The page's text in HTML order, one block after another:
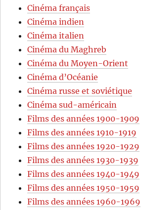
Cinéma français
Cinéma indien
Cinéma italien
Cinéma du Maghreb
Cinéma du Moyen-Orient
Cinéma d’Océanie
Cinéma russe et soviétique
Cinéma sud-américain
Films des années 1900-1909
Films des années 1910-1919
Films des années 1920-1929
Films des années 1930-1939
Films des années 1940-1949
Films des années 1950-1959
Films des années 1960-1969